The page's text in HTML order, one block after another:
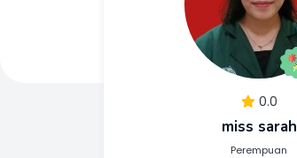
0.0
miss sarah
Perempuan